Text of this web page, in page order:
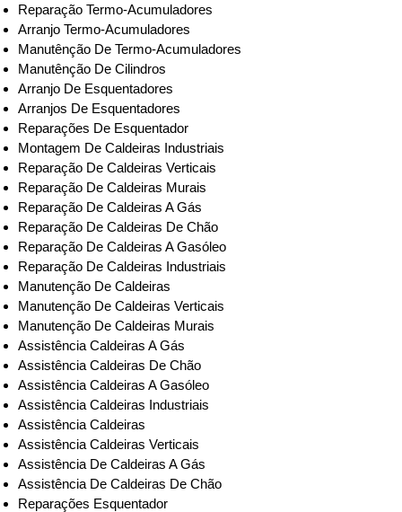
Reparação Termo-Acumuladores
Arranjo Termo-Acumuladores
Manutênção De Termo-Acumuladores
Manutênção De Cilindros
Arranjo De Esquentadores
Arranjos De Esquentadores
Reparações De Esquentador
Montagem De Caldeiras Industriais
Reparação De Caldeiras Verticais
Reparação De Caldeiras Murais
Reparação De Caldeiras A Gás
Reparação De Caldeiras De Chão
Reparação De Caldeiras A Gasóleo
Reparação De Caldeiras Industriais
Manutenção De Caldeiras
Manutenção De Caldeiras Verticais
Manutenção De Caldeiras Murais
Assistência Caldeiras A Gás
Assistência Caldeiras De Chão
Assistência Caldeiras A Gasóleo
Assistência Caldeiras Industriais
Assistência Caldeiras
Assistência Caldeiras Verticais
Assistência De Caldeiras A Gás
Assistência De Caldeiras De Chão
Reparações Esquentador